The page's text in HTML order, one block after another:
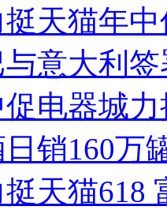
天猫年中
意大利
电器城
销160万
天猫618